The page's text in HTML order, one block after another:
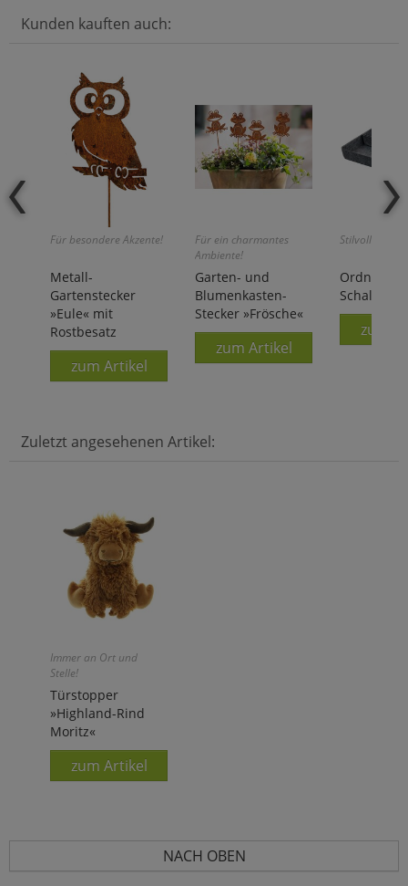
Kunden kauften auch:
Für besondere Akzente!
Metall-
Gartenstecker
»Eule« mit
Rostbesatz
zum Artikel
Für ein charmantes
Ambiente!
Garten- und
Blumenkasten-
Stecker »Frösche«
zum Artikel
Stilvoll
Schalen
zum
Zuletzt angesehenen Artikel:
Immer an Ort und
Stelle!
Türstopper
»Highland-Rind
Moritz«
zum Artikel
NACH OBEN